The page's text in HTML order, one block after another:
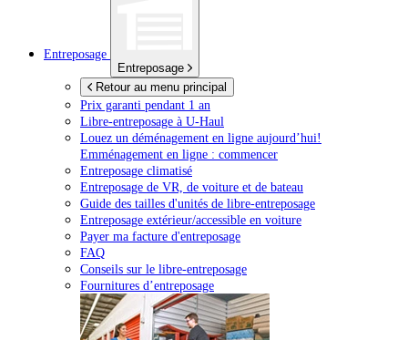
Entreposage
Entreposage
Retour au menu principal
Prix garanti pendant 1 an
Libre-entreposage à U-Haul
Louez un déménagement en ligne aujourd’hui!
Emménagement en ligne : commencer
Entreposage climatisé
Entreposage de VR, de voiture et de bateau
Guide des tailles d'unités de libre-entreposage
Entreposage extérieur/accessible en voiture
Payer ma facture d'entreposage
FAQ
Conseils sur le libre-entreposage
Fournitures d’entreposage